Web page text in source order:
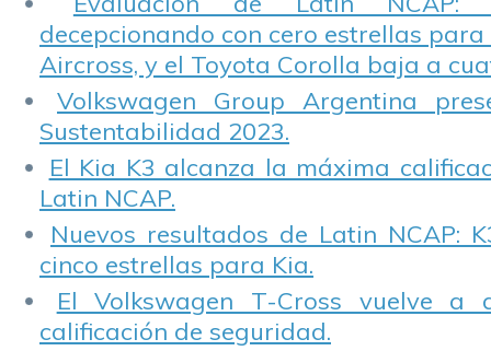
decepcionando con cero estrellas para
Aircross, y el Toyota Corolla baja a
Volkswagen Group Argentina
Sustentabilidad 2023.
El Kia K3 alcanza la máxima
Latin NCAP.
Nuevos resultados de Latin NCAP:
cinco estrellas para Kia.
El Volkswagen T-Cross vuelve a
calificación de seguridad.